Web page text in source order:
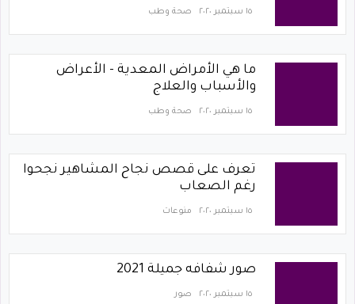
١٥ سبتمبر ٢٠٢٠ صحة وطب
ما هي الأمراض المعدية - الأعراض
والأسباب والعلاج
١٥ سبتمبر ٢٠٢٠ صحة وطب
تعرف على قصص نجاح المشاهير نجحوا
رغم الصعاب
١٥ سبتمبر ٢٠٢٠ منوعات
صور شفافه جميلة 2021
١٥ سبتمبر ٢٠٢٠ صور